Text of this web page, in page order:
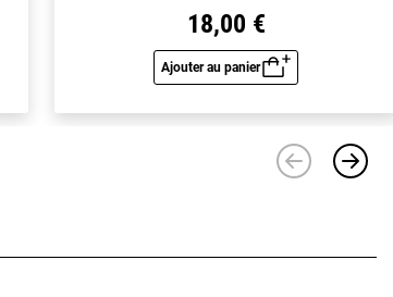
18,00 €
Ajouter au panier
Aperçu rapide